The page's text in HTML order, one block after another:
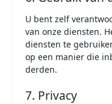
U bent zelf
van onze diensten.
diensten te
op een manier die
derden.
7. Privacy